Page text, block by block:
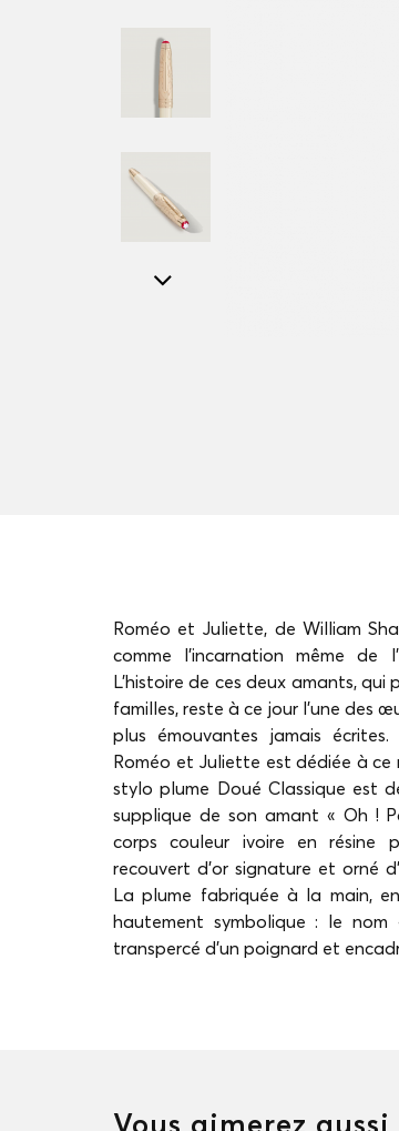
Roméo et Juliette, de William
comme l'incarnation même de
L'histoire de ces deux amants, qui
familles, reste à ce jour l'une des
plus émouvantes jamais
Roméo et Juliette est dédiée à
stylo plume Doué Classique est
supplique de son amant « Oh !
corps couleur ivoire en résine
recouvert d'or signature et orné
La plume fabriquée à la main,
hautement symbolique : le
transpercé d'un poignard et